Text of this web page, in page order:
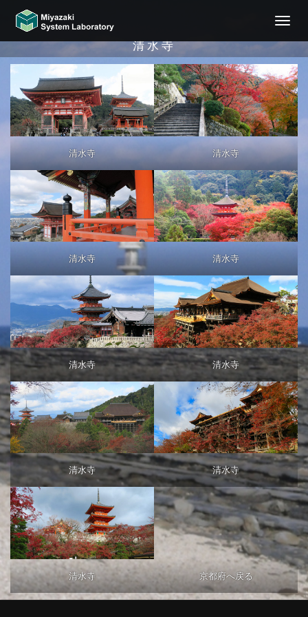
ナ
シ
ョ
ン
切
り
替
清水寺
清水寺 清水寺
清水寺 清水寺
清水寺 清水寺
清水寺 清水寺
清水寺 京都府へ戻る